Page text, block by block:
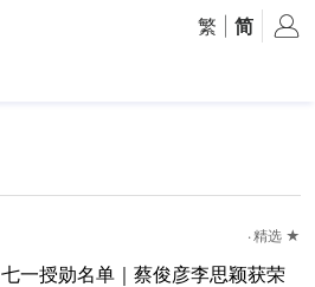
繁 简
精选 ★
七一授勋名单｜蔡俊彦李思颖获荣